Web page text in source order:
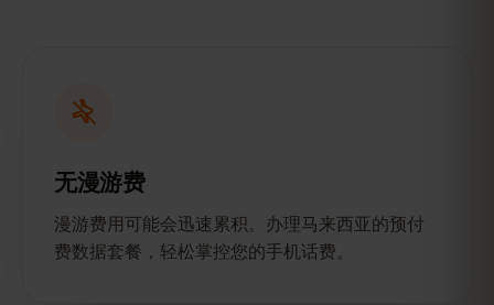
无漫游费
漫游费用可能会迅速累积。办理马来西亚的预付
费数据套餐，轻松掌控您的手机话费。